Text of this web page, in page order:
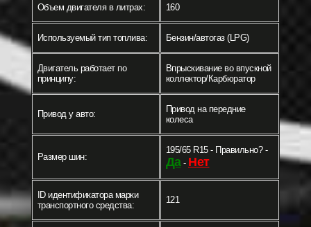
Объем двигателя в литрах: 160
Используемый тип топлива: Бензин/автогаз (LPG)
Двигатель работает по
принципу:
Впрыскивание во впускной
коллектор/Карбюратор
Привод у авто:
Привод на передние
колеса
Размер шин:
195/65 R15 - Правильно? -
Да- Нет
ID идентификатора марки
транспортного средства:
121